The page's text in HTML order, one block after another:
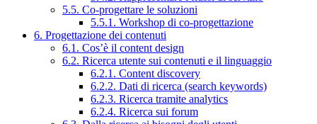
5.5. Co-progettare le soluzioni
5.5.1. Workshop di co-progettazione
6. Progettazione dei contenuti
6.1. Cos’è il content design
6.2. Ricerca utente sui contenuti e il linguaggio
6.2.1. Content discovery
6.2.2. Dati di ricerca (search keywords)
6.2.3. Ricerca tramite analytics
6.2.4. Ricerca sui forum